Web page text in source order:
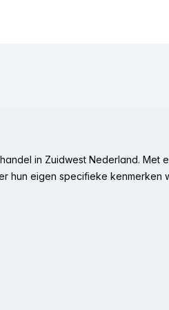
in Zuidwest Nederland.
hun eigen specifieke kenmerken